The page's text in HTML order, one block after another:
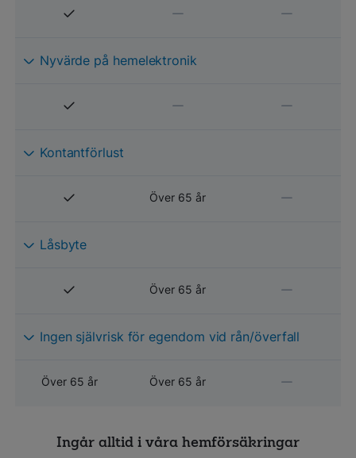
Nyvärde på hemelektronik
Kontantförlust
Över 65 år
Låsbyte
Över 65 år
Ingen självrisk för egendom vid rån/överfall
Över 65 år Över 65 år
Ingår alltid i våra hemförsäkringar